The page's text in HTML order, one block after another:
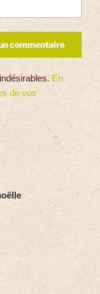
En
de vos